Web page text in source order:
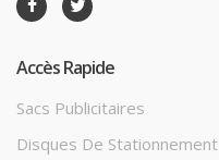
Accès Rapide
Sacs Publicitaires
Disques De Stationnement